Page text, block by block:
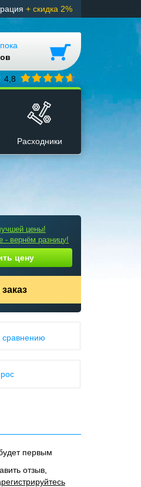
+ скидка 2%
4,8
Расходники
цены!
- вернём разницу!
цену
сравнению
первым
отзыв,